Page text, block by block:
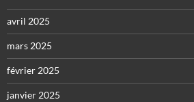
avril 2025
mars 2025
février 2025
janvier 2025